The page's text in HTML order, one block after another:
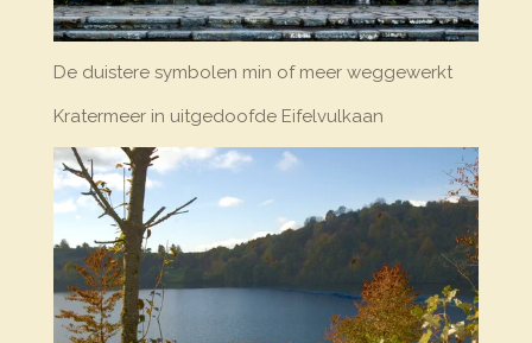
De duistere symbolen min of meer weggewerkt
Kratermeer in uitgedoofde Eifelvulkaan